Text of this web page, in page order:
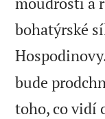
bohatýrské
bude
toho, co vidí